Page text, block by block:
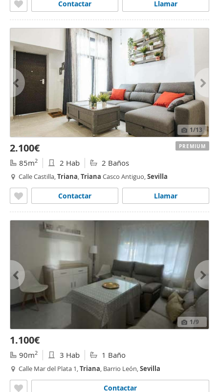
Llamar
Contactar
1/13
2.100€
85m2 2 Hab 2 Baños
Calle Castilla,Triana,Triana Casco Antiguo,Sevilla
Llamar
Contactar
PREMIUM
1/9
1.100€
90m2 3 Hab 1 Baño
Calle Mar del Plata 1,Triana, Barrio León,Sevilla
Contactar